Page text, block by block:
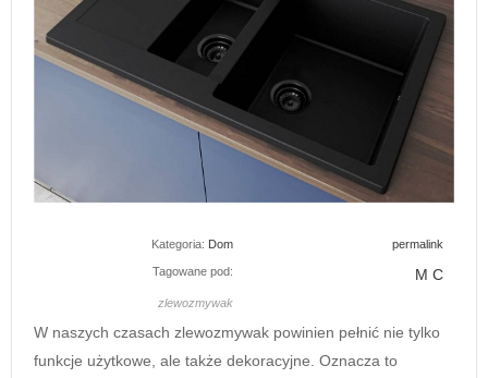
Kategoria: Dom permalink
Tagowane pod:
zlewozmywak
M C
W naszych czasach zlewozmywak powinien pełnić nie tylko
funkcje użytkowe, ale także dekoracyjne. Oznacza to